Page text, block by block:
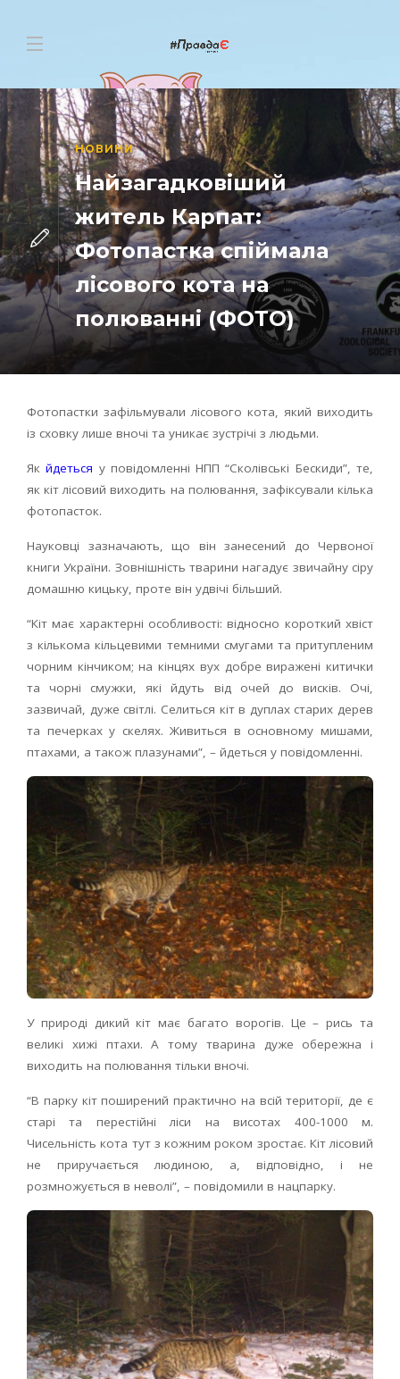
НОВИНИ
Найзагадковіший
житель Карпат:
Фотопастка спіймала
лісового кота на
полюванні (ФОТО)
Фотопастки зафільмували лісового кота, який виходить
із сховку лише вночі та уникає зустрічі з людьми.
Якйдеться у повідомленні НПП “Сколівські Бескиди”, те,
як кіт лісовий виходить на полювання, зафіксували кілька
фотопасток.
Науковці зазначають, що він занесений до Червоної
книги України. Зовнішність тварини нагадує звичайну сіру
домашню кицьку, проте він удвічі більший.
“Кіт має характерні особливості: відносно короткий хвіст
з кількома кільцевими темними смугами та притупленим
чорним кінчиком; на кінцях вух добре виражені китички
та чорні смужки, які йдуть від очей до висків. Очі,
зазвичай, дуже світлі. Селиться кіт в дуплах старих дерев
та печерках у скелях. Живиться в основному мишами,
птахами, а також плазунами”, – йдеться у повідомленні.
У природі дикий кіт має багато ворогів. Це – рись та
великі хижі птахи. А тому тварина дуже обережна і
виходить на полювання тільки вночі.
“В парку кіт поширений практично на всій території, де є
старі та перестійні ліси на висотах 400-1000 м.
Чисельність кота тут з кожним роком зростає. Кіт лісовий
не приручається людиною, а, відповідно, і не
розмножується в неволі”, – повідомили в нацпарку.